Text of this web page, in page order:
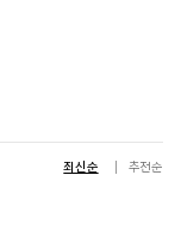
최신순 추천순